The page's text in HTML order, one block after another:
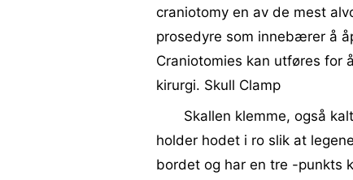
craniotomy en av de mest
prosedyre som innebærer å
Craniotomies kan utføres for
kirurgi. Skull Clamp
Skallen klemme, også
holder hodet i ro slik at
bordet og har en tre -punkts